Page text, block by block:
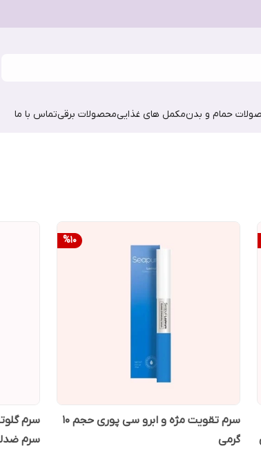
حمام و بدنمکمل های غذاییمحصولات برقیتماس با ما
%10
سرم تقویت مژه و ابرو سی پوری حجم 10
گرمی
سرم